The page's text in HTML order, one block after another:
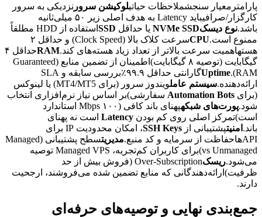
پارامترمعیار سنجشملاحظات حیاتیلوکیشن سرور نزدیکی به سرور
کارگزار/صرافیباید Latency به هدف اصلی زیر ۵۰ میلی‌ثانیه
باشد.نوع دیسکNVMe SSD یا حداقل SSD
استفاده از HDD مطلقاً
ممنوع است.CPU
سرعت کلاک بالا (Clock Speed) و حداقل ۲
هستهاهمیت سرعت بالاتر از تعداد زیاد هسته‌های کند.RAM
حداقل ۴
گیگابایت (توصیه ۸ گیگابایت)اطمینان از تضمین منابع (Guaranteed
RAM).
Uptime
گارانتی حداقل ۹۹.۹٪بررسی سابقه و SLA
ارائه‌دهنده.سیستم عامل
ویندوز سرور (برای MT4/MT5) یا لینوکس
(برای Automation Bots سفارشی)بر اساس نیاز نرم‌افزاری انتخاب
شود.پورت‌های شبکه
پهنای باند کافی (۱۰۰ Mbps استاندارد
است)تمرکز اصلی روی کم بودن Latency است نه پهنای
باند. امنیتپشتیبانی از SSH Keys
، امکان محدودیت IP برای
APIهاحفاظت از سرمایه و کد منبع.
مدیریت
سطح پشتیبانی (Managed
vs Unmanaged)برای کاربران کم‌تجربه، Managed VPS توصیه
می‌شود.ریسک
Over-Subscription (فروش بیش از حد
ظرفیت)ارائه‌دهندگانی که منابع تضمین شده می‌فروشند، ارجحیت
دارند.
جمع‌بندی نهایی و توصیه‌های حرفه‌ای